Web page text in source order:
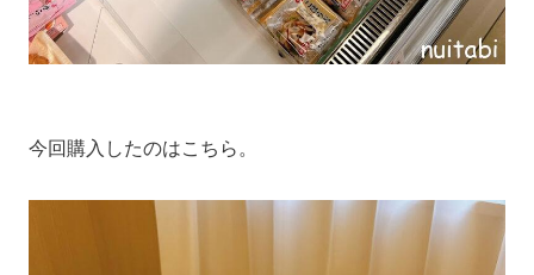
今回購入したのはこちら。